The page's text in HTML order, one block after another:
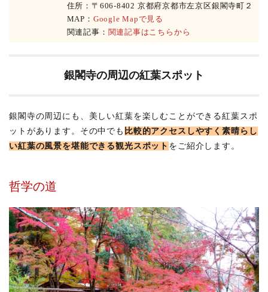
住所：〒606-8402 京都府京都市左京区銀閣寺町２
MAP： Google Mapで見る
関連記事： 関連記事はこちらから
銀閣寺の周辺の紅葉スポット
銀閣寺の周辺にも、美しい紅葉を楽しむことができる紅葉スポ
ットがあります。その中でも 比較的アクセスしやすく素晴らし
い紅葉の風景を堪能できる観光スポット をご紹介します。
哲学の道